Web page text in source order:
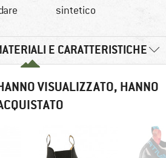
sintetico
E CARATTERISTICHE
VISUALIZZATO, HANNO